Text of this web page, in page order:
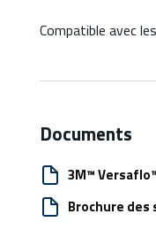
Compatible avec
Documents
3M™
Brochure des